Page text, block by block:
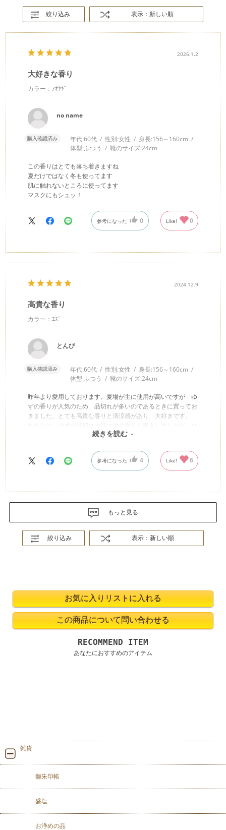
絞り込み 表示：新しい順
2026.1.2
大好きな香り
カラー：ｱｵﾔｷﾞ
no name
購入確認済み 年代:60代 性別:女性 身長:156～160cm
体型:ふつう 靴のサイズ:24cm
この香りはとても落ち着きますね
夏だけではなく冬も使ってます
肌に触れないところに使ってます
マスクにもシュッ！
参考になった 0 Like! 0
2024.12.9
高貴な香り
カラー：ﾕｽﾞ
とんぴ
購入確認済み 年代:60代 性別:女性 身長:156～160cm
体型:ふつう 靴のサイズ:24cm
昨年より愛用しております。夏場が主に使用が高いですが ゆ
ずの香りが人気のため 品切れが多いのであるときに買ってお
きました。とても高貴な香りと清涼感があり 大好きです。
はり どれも高貴な香りです。
続きを読む
参考になった 4 Like! 6
もっと見る
絞り込み 表示：新しい順
RECOMMEND ITEM
あなたにおすすめのアイテム
雑貨
御朱印帳
盛塩
お浄めの品